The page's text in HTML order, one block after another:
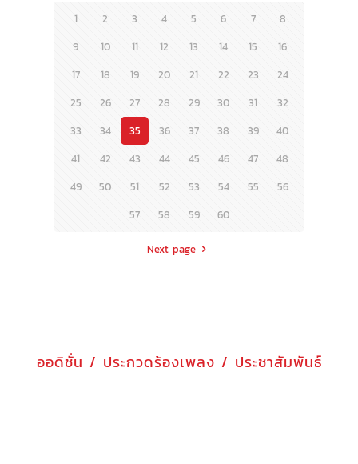
1 2 3 4 5 6 7
8
9
10 11 12 13 14 15
16
17
18 19 20 21 22 23
24
25
26 27 28 29 30 31
32
33
34 35 36 37 38 39
40
41
42 43 44 45 46 47
48
49
50 51 52 53 54 55
56
57
58 59 60
Next page
ออดิชั่น / ประกวดร้องเพลง / ประชาสัมพันธ์